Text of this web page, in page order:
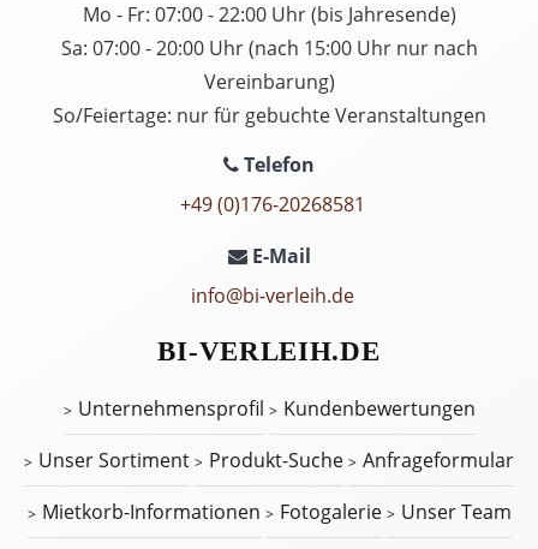
Mo - Fr: 07:00 - 22:00 Uhr (bis Jahresende)
Sa: 07:00 - 20:00 Uhr (nach 15:00 Uhr nur nach
Vereinbarung)
So/Feiertage: nur für gebuchte Veranstaltungen
Telefon
+49 (0)176-20268581
E-Mail
info@bi-verleih.de
BI-VERLEIH.DE
Unternehmensprofil
Kundenbewertungen
Unser Sortiment
Produkt-Suche
Anfrageformular
Mietkorb-Informationen
Fotogalerie
Unser Team